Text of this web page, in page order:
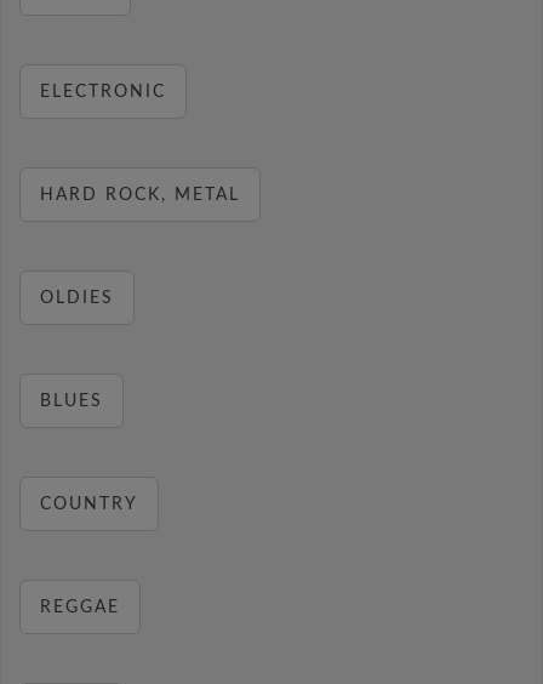
ELECTRONIC
HARD ROCK, METAL
OLDIES
BLUES
COUNTRY
REGGAE